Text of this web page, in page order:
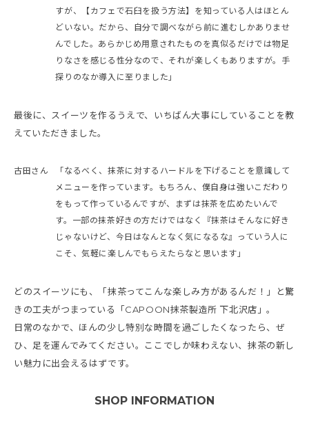
すが、【カフェで石臼を扱う方法】を知っている人はほとん
どいない。だから、自分で調べながら前に進むしかありませ
んでした。あらかじめ用意されたものを真似るだけでは物足
りなさを感じる性分なので、それが楽しくもありますが。手
探りのなか導入に至りました」
最後に、スイーツを作るうえで、いちばん大事にしていることを教
えていただきました。
古田さん
「なるべく、抹茶に対するハードルを下げることを意識して
メニューを作っています。もちろん、僕自身は強いこだわり
をもって作っているんですが、まずは抹茶を広めたいんで
す。一部の抹茶好きの方だけではなく『抹茶はそんなに好き
じゃないけど、今日はなんとなく気になるな』っていう人に
こそ、気軽に楽しんでもらえたらなと思います」
どのスイーツにも、「抹茶ってこんな楽しみ方があるんだ！」と驚
きの工夫がつまっている「CAPOON抹茶製造所 下北沢店」。
日常のなかで、ほんの少し特別な時間を過ごしたくなったら、ぜ
ひ、足を運んでみてください。ここでしか味わえない、抹茶の新し
い魅力に出会えるはずです。
SHOP INFORMATION